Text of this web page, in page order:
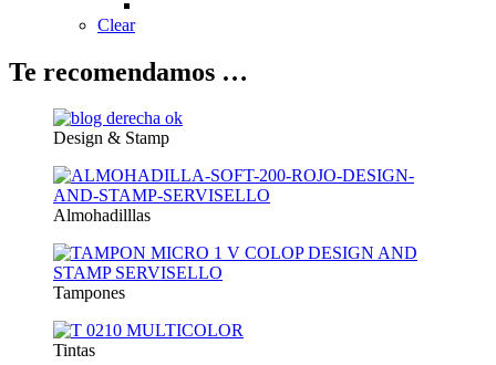
Clear
Te recomendamos …
Design & Stamp
Almohadilllas
Tampones
Tintas